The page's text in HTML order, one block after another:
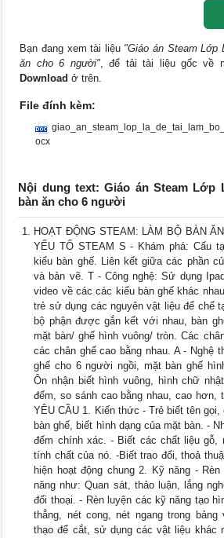
Bạn đang xem tài liệu "Giáo án Steam Lớp
ăn cho 6 người", để tải tài liệu gốc về
Download ở trên.
File đính kèm:
ocx
Nội dung text: Giáo án Steam Lớp
bàn ăn cho 6 người
HOẠT ĐỘNG STEAM: LÀM BỘ BÀN
YẾU TỐ STEAM S - Khám phá: Cấu
kiểu bàn ghế. Liên kết giữa các phần
và bản vẽ. T - Công nghệ: Sử dụng
video về các các kiểu bàn ghế khác
trẻ sử dụng các nguyên vật liệu để chế
bộ phận được gắn kết với nhau, bàn
mặt bàn/ ghế hình vuông/ tròn. Các
các chân ghế cao bằng nhau. A - Nghệ
ghế cho 6 người ngồi, mặt bàn ghế
Ôn nhận biết hình vuông, hình chữ
đếm, so sánh cao bằng nhau, cao hơn,
YÊU CẦU 1. Kiến thức - Trẻ biết tên
bàn ghế, biết hình dạng của mặt bàn. -
đếm chính xác. - Biết các chất liệu gỗ,
tính chất của nó. -Biết trao đổi, thoả
hiện hoạt động chung 2. Kỹ năng -
năng như: Quan sát, thảo luận, lắng
đối thoại. - Rèn luyện các kỹ năng tạo
thẳng, nét cong, nét ngang trong
thạo để cắt, sử dụng các vật liệu khác